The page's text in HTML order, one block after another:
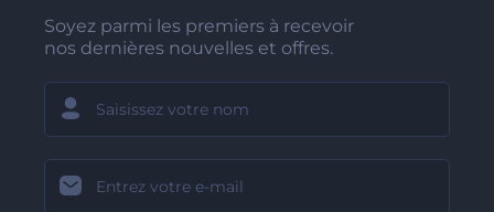
Soyez parmi les premiers à recevoir
nos dernières nouvelles et offres.